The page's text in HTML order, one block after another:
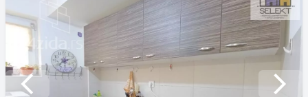
Previous slide Next